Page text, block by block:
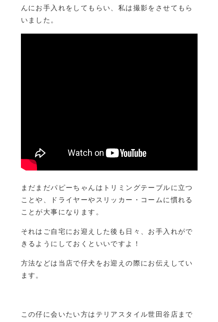
んにお手入れをしてもらい、私は撮影をさせてもら
いました。
まだまだパピーちゃんはトリミングテーブルに立つ
ことや、ドライヤーやスリッカー・コームに慣れる
ことが大事になります。
それはご自宅にお迎えした後も日々、お手入れがで
きるようにしておくといいですよ！
方法などは当店で仔犬をお迎えの際にお伝えしてい
ます。
この仔に会いたい方はテリアスタイル世田谷店まで